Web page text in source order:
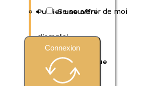
Publier une offre
d’emploi
Formation continue
Se souvenir de moi
Connexion